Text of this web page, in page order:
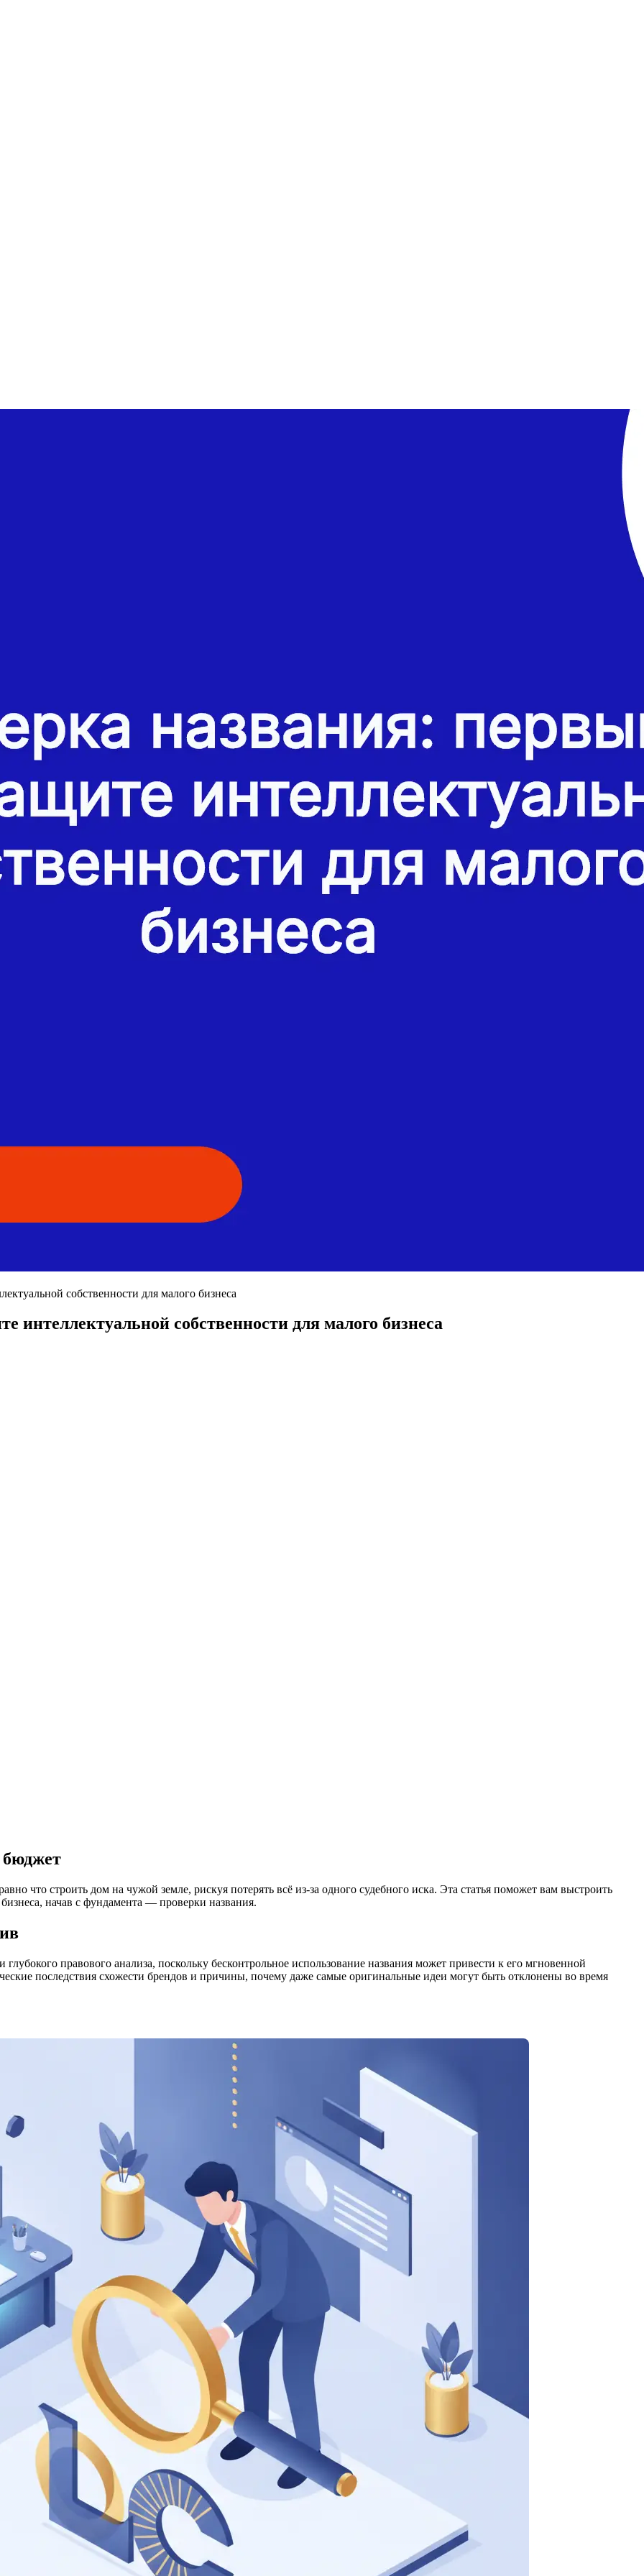
собственности для малого бизнеса
собственности для малого бизнеса
бюджет
что строить дом на чужой земле, рискуя потерять всё из-за одного судебного иска. Эта статья поможет вам выстроить
начав с фундамента — проверки названия.
правового анализа, поскольку бесконтрольное использование названия может привести к его мгновенной
последствия схожести брендов и причины, почему даже самые оригинальные идеи могут быть отклонены во время